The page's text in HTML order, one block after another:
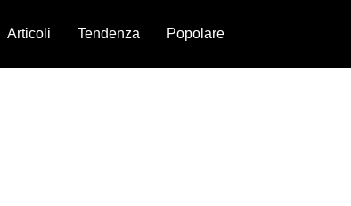
Articoli Tendenza Popolare